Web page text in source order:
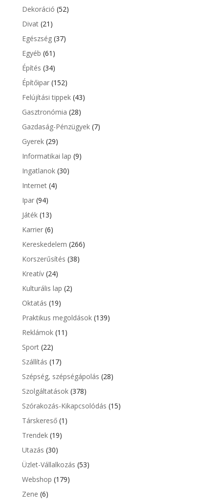
Dekoráció (52)
Divat(21)
Egészség(37)
Egyéb (61)
Építés (34)
Építőipar(152)
Felújítási tippek(43)
Gasztronómia (28)
Gazdaság-Pénzügyek(7)
Gyerek(29)
Informatikai lap (9)
Ingatlanok(30)
Internet(4)
Ipar(94)
Játék(13)
Karrier(6)
Kereskedelem (266)
Korszerűsítés (38)
Kreatív(24)
Kulturális lap (2)
Oktatás (19)
Praktikus megoldások(139)
Reklámok(11)
Sport(22)
Szállítás (17)
Szépség, szépségápolás (28)
Szolgáltatások(378)
Szórakozás-Kikapcsolódás (15)
Társkereső(1)
Trendek(19)
Utazás (30)
Üzlet-Vállalkozás (53)
Webshop (179)
Zene (6)